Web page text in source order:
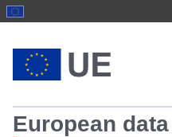
European data